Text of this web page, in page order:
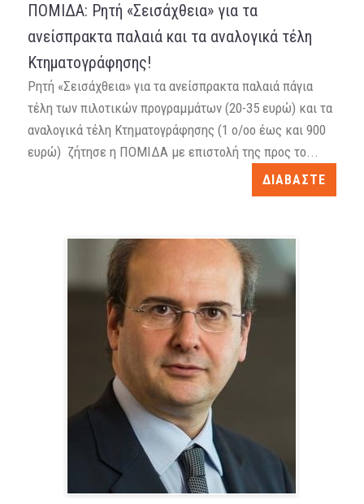
ΠΟΜΙΔΑ: Ρητή «Σεισάχθεια» για τα
ανείσπρακτα παλαιά και τα αναλογικά τέλη
Κτηματογράφησης!
Ρητή «Σεισάχθεια» για τα ανείσπρακτα παλαιά πάγια
τέλη των πιλοτικών προγραμμάτων (20-35 ευρώ) και τα
αναλογικά τέλη Κτηματογράφησης (1 ο/οο έως και 900
ευρώ) ζήτησε η ΠΟΜΙΔΑ με επιστολή της προς το...
ΔΙΑΒΑΣΤΕ